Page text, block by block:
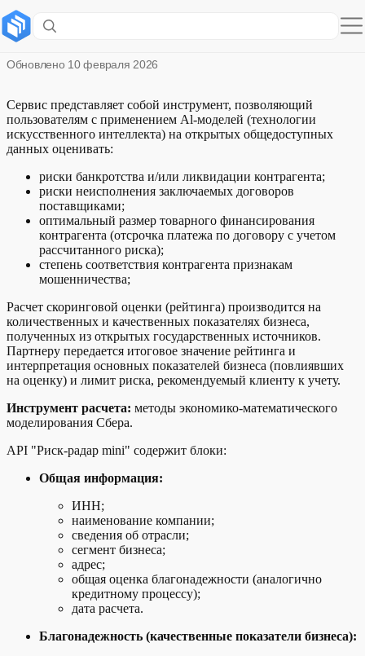
Риск-радар mini
Обновлено 10 февраля 2026
Сервис представляет собой инструмент, позволяющий
пользователям с применением Al-моделей (технологии
искусственного интеллекта) на открытых общедоступных
данных оценивать:
риски банкротства и/или ликвидации контрагента;
риски неисполнения заключаемых договоров
поставщиками;
оптимальный размер товарного финансирования
контрагента (отсрочка платежа по договору с учетом
рассчитанного риска);
степень соответствия контрагента признакам
мошенничества;
Расчет скоринговой оценки (рейтинга) производится на
количественных и качественных показателях бизнеса,
полученных из открытых государственных источников.
Партнеру передается итоговое значение рейтинга и
интерпретация основных показателей бизнеса (повлиявших
на оценку) и лимит риска, рекомендуемый клиенту к учету.
Инструмент расчета: методы экономико-математического
моделирования Сбера.
API "Риск-радар mini" содержит блоки:
Общая информация:
ИНН;
наименование компании;
сведения об отрасли;
сегмент бизнеса;
адрес;
общая оценка благонадежности (аналогично
кредитному процессу);
дата расчета.
Благонадежность (качественные показатели бизнеса):